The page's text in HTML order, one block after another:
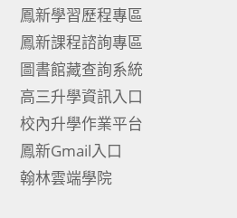
鳳新學習歷程專區
鳳新課程諮詢專區
圖書館藏查詢系統
高三升學資訊入口
校內升學作業平台
鳳新Gmail入口
翰林雲端學院